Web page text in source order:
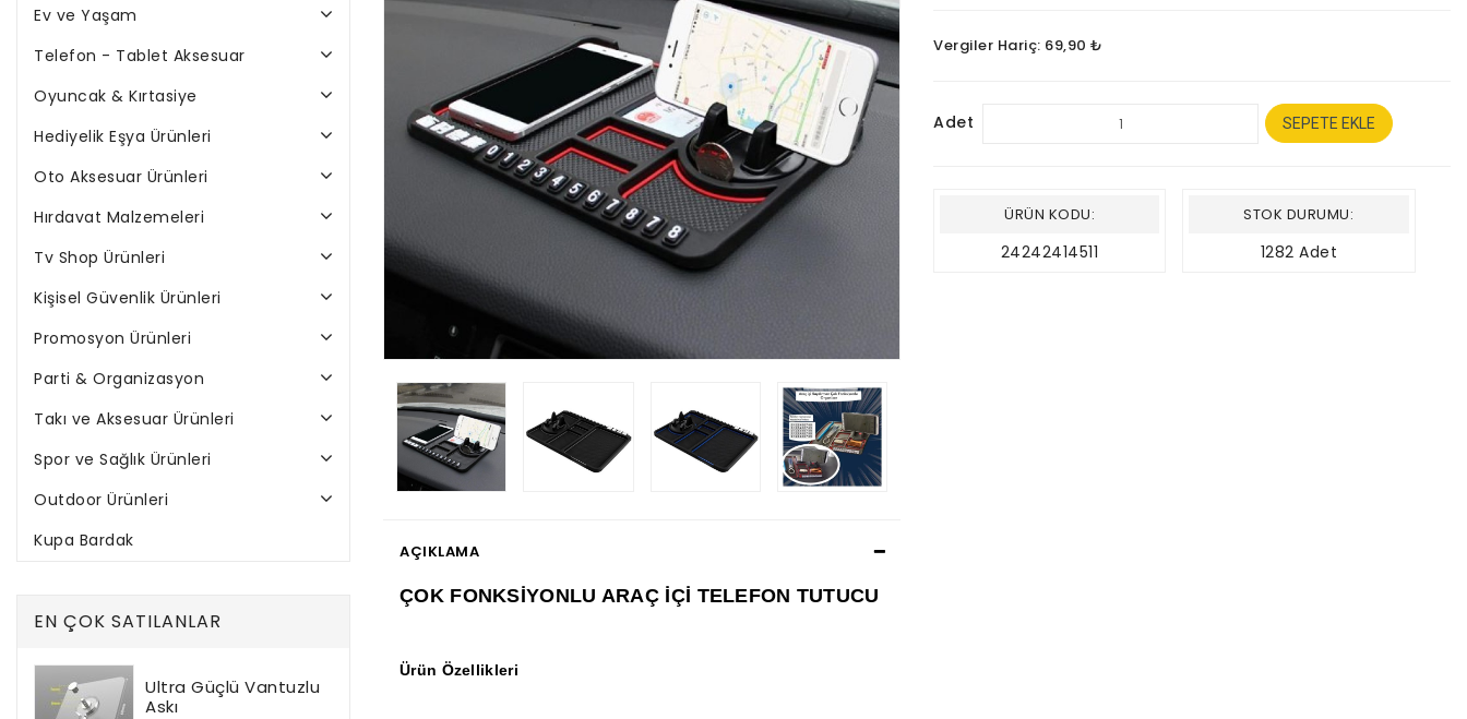
Ev ve Yaşam
Telefon - Tablet Aksesuar
Oyuncak & Kırtasiye
Hediyelik Eşya Ürünleri
Oto Aksesuar Ürünleri
Hırdavat Malzemeleri
Tv Shop Ürünleri
Kişisel Güvenlik Ürünleri
Promosyon Ürünleri
Parti & Organizasyon
Takı ve Aksesuar Ürünleri
Spor ve Sağlık Ürünleri
Outdoor Ürünleri
Kupa Bardak
EN ÇOK SATILANLAR
Ultra Güçlü Vantuzlu
Askı
AÇIKLAMA
ÇOK FONKSİYONLU ARAÇ İÇİ TELEFON TUTUCU
Ürün Özellikleri
Vergiler Hariç: 69,90 ₺
Adet SEPETE EKLE
ÜRÜN KODU:
24242414511
STOK DURUMU:
1282 Adet